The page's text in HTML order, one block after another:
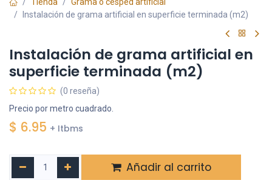
Instalación de grama artificial en superficie terminada (m2)
Instalación de grama artificial en
superficie terminada (m2)
(0 reseña)
Precio por metro cuadrado.
$ 6.95 + Itbms
Añadir al carrito